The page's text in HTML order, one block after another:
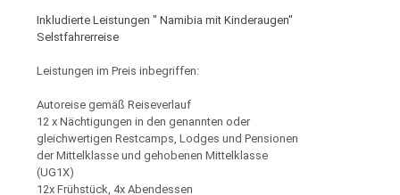
Inkludierte Leistungen " Namibia mit Kinderaugen"
Selstfahrerreise
Leistungen im Preis inbegriffen:
Autoreise gemäß Reiseverlauf
12 x Nächtigungen in den genannten oder
gleichwertigen Restcamps, Lodges und Pensionen
der Mittelklasse und gehobenen Mittelklasse
(UG1X)
12x Frühstück, 4x Abendessen